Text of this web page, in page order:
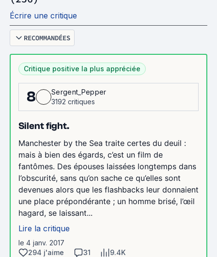
Écrire une critique
RECOMMANDÉES
Critique positive la plus appréciée
8
Sergent_Pepper
3192 critiques
Silent fight.
Manchester by the Sea traite certes du deuil :
mais à bien des égards, c’est un film de
fantômes. Des épouses laissées longtemps dans
l’obscurité, sans qu’on sache ce qu’elles sont
devenues alors que les flashbacks leur donnaient
une place prépondérante ; un homme brisé, l’œil
hagard, se laissant...
Lire la critique
le 4 janv. 2017
294 j'aime
31 9.4K